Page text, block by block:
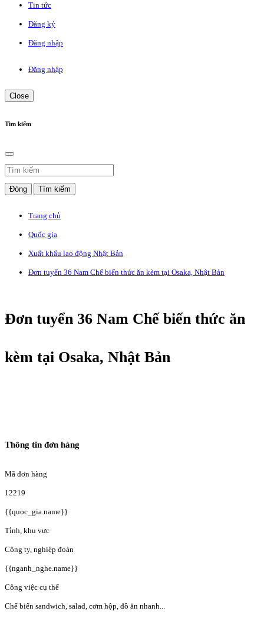
Tin tức
Đăng ký
Đăng nhập
Đăng nhập
Close
Tìm kiếm
Đóng Tìm kiếm
Trang chủ
Quốc gia
Xuất khẩu lao động Nhật Bản
Đơn tuyển 36 Nam Chế biến thức ăn kèm tại Osaka, Nhật Bản
Đơn tuyển 36 Nam Chế biến thức ăn
kèm tại Osaka, Nhật Bản
Thông tin đơn hàng
Mã đơn hàng
12219
{{quoc_gia.name}}
Tỉnh, khu vực
Công ty, nghiệp đoàn
{{nganh_nghe.name}}
Công việc cụ thể
Chế biến sandwich, salad, cơm hộp, đồ ăn nhanh...